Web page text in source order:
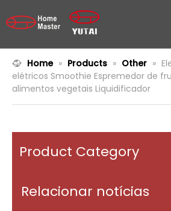
Home » Products » Other »
elétricos Smoothie Espremedor de
alimentos vegetais Liquidificador
Product Category
Relacionar notícias